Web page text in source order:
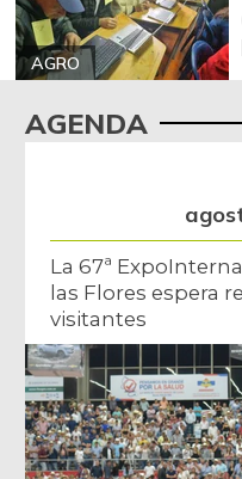
AGRO
AGENDA
La 67ª
las Flores espera
visitantes